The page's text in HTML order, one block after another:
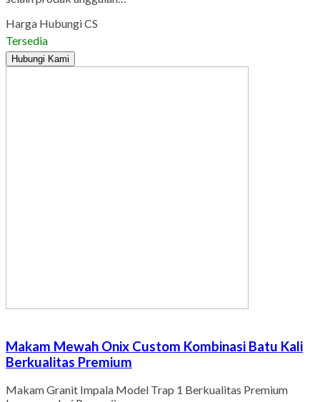
Harga Hubungi CS
Tersedia
Hubungi Kami
Makam Mewah Onix Custom Kombinasi Batu Kali
Berkualitas Premium
Makam Granit Impala Model Trap 1 Berkualitas Premium